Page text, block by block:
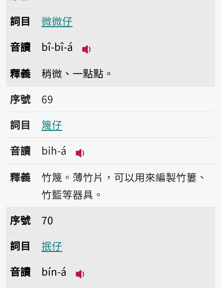
詞目
微微仔
音讀
bî-bî-á
釋義
稍微、一點點。
序號69篾仔
序號
69
詞目
篾仔
音讀
bi̍h-á
播放音讀bi̍h-á
釋義
竹篾。薄竹片，可以用來編製竹簍、
竹籃等器具。
序號70抿仔
序號
70
詞目
抿仔
音讀
bín-á